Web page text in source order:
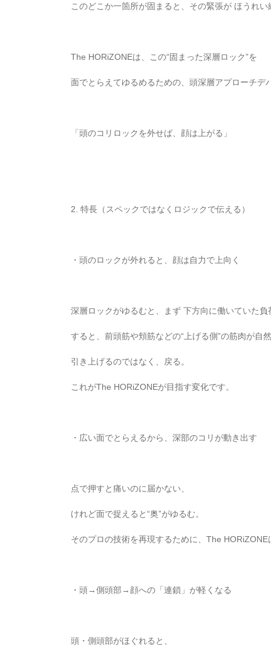
このどこか一箇所が固まると、その緊張が ほうれ
The HORiZONEは、この“固まった深層ロック”を
面でとらえてゆるめるための、頭深層アプローチデ
「頭のコリロックを外せば、顔は上がる」
2. 特長（スペックではなくロジックで伝える）
・頭のロックが外れると、顔は自力で上向く
深層ロックがゆるむと、まず 下方向に働いていた負
すると、前頭筋や頬筋などの“上げる側”の筋肉が自然
引き上げるのではなく、戻る。
これがThe HORiZONEが目指す変化です。
・広い面でとらえるから、深部のコリが動き出す
点で押すと痛いのに届かない、
けれど面で捉えると“奥”がゆるむ。
そのプロの技術を再現するために、The HORiZONE
・頭→側頭部→顔への「連鎖」が軽くなる
頭・側頭部がほぐれると、